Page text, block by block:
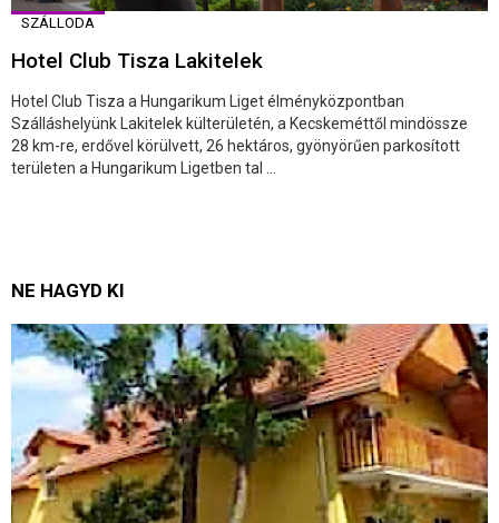
SZÁLLODA
Hotel Club Tisza Lakitelek
Hotel Club Tisza a Hungarikum Liget élményközpontban
Szálláshelyünk Lakitelek külterületén, a Kecskeméttől mindössze
28 km-re, erdővel körülvett, 26 hektáros, gyönyörűen parkosított
területen a Hungarikum Ligetben tal ...
NE HAGYD KI